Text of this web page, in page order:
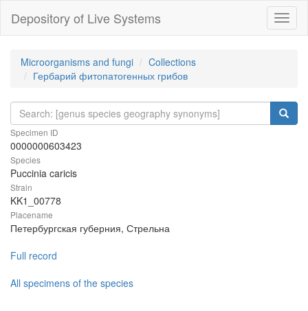
Depository of Live Systems
Microorganisms and fungi
Collections
Гербарий фитопатогенных грибов
Specimen ID
0000000603423
Species
Puccinia caricis
Strain
KK1_00778
Placename
Петербургская губерния, Стрельна
Full record
All specimens of the species